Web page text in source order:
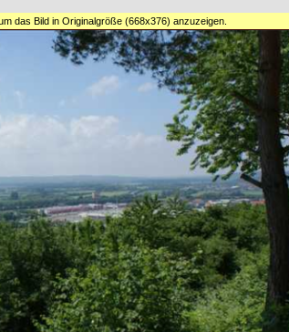
das Bild in Originalgröße (668x376) anzuzeigen.